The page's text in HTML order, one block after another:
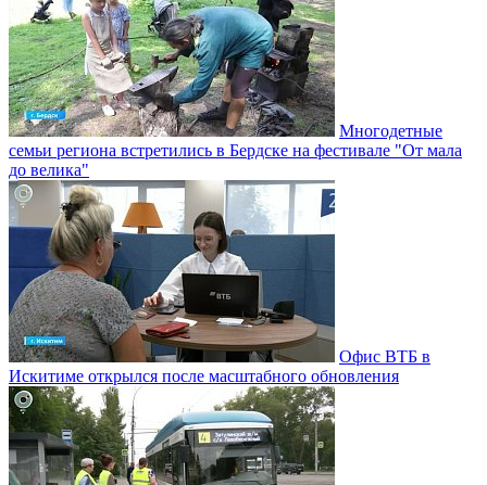
Многодетные
семьи региона встретились в Бердске на фестивале "От мала
до велика"
Офис ВТБ в
Искитиме открылся после масштабного обновления